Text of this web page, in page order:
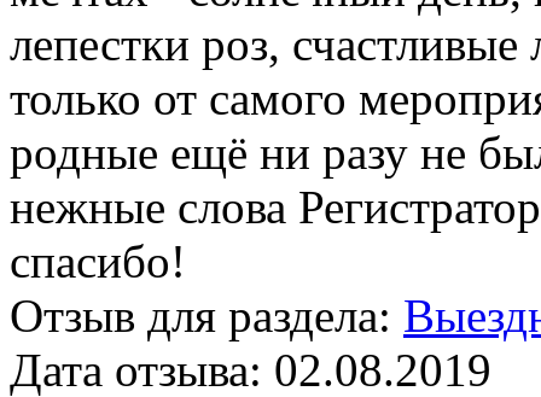
лепестки роз,
только от самого
родные ещё ни разу не
нежные слова
спасибо!
Отзыв для раздела:
Дата отзыва: 02.08.2019